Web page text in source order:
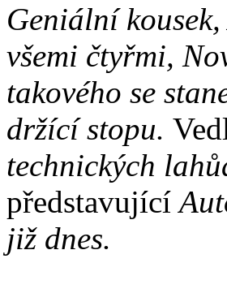
Geniální
všemi čtyřmi,
takového se
držící stopu.
technických
představující
již dnes.